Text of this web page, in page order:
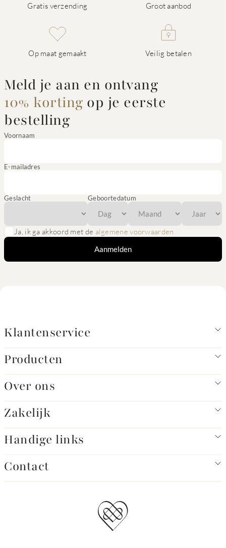
Gratis verzending Groot aanbod
Op maat gemaakt Veilig betalen
Meld je aan en ontvang
10% korting op je eerste
bestelling
Voornaam
E-mailadres
Geslacht Geboortedatum
Ja, ik ga akkoord met de algemene voorwaarden
Aanmelden
Klantenservice
Producten
Over ons
Zakelijk
Handige links
Contact